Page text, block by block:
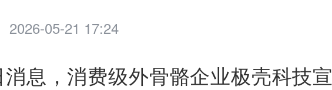
2026-05-21 17:24
息，消费级外骨骼企业极壳科技宣